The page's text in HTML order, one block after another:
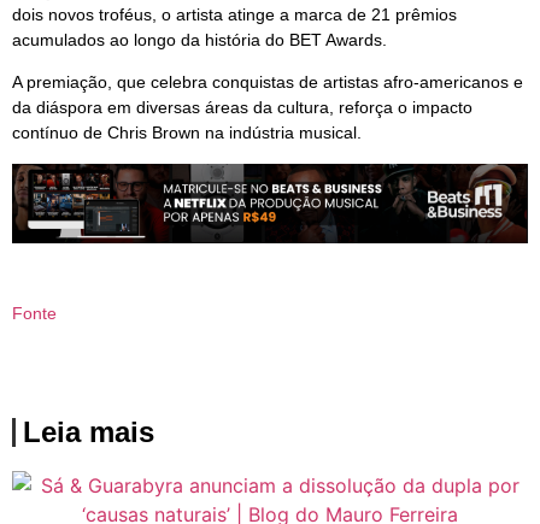
dois novos troféus, o artista atinge a marca de 21 prêmios
acumulados ao longo da história do BET Awards.
A premiação, que celebra conquistas de artistas afro-americanos e
da diáspora em diversas áreas da cultura, reforça o impacto
contínuo de Chris Brown na indústria musical.
Fonte
Leia mais